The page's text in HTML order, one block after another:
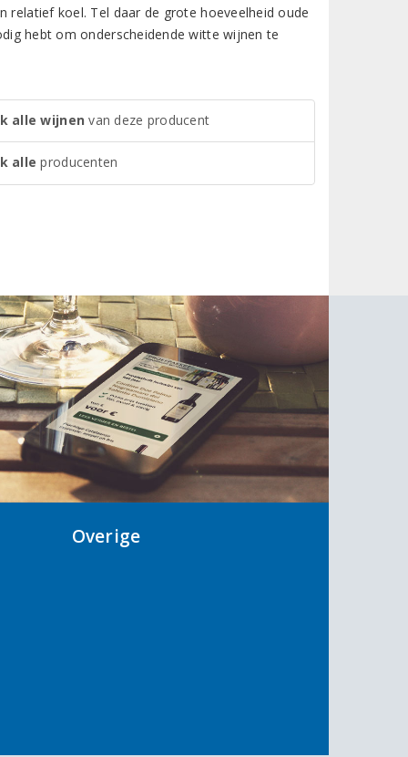
koel. Tel daar de grote hoeveelheid oude
hebt om onderscheidende witte wijnen te
alle wijnen van deze producent
alle producenten
Overige